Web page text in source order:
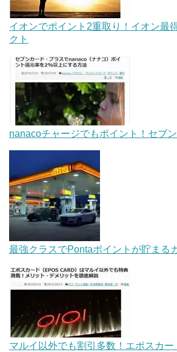
イオンでポイント2重取り！イオン最
クト
nanacoチャージでもポイント！セブ
最強クラスでPontaポイントが貯まる
マルイ以外でも割引多数！エポスカー